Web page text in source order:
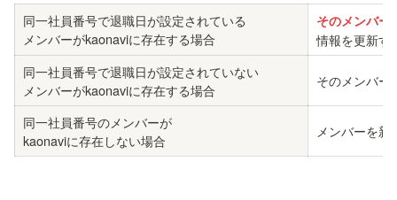
同一社員番号で退職日が設定されている
メンバーがkaonaviに存在する場合
情報を更新す
同一社員番号で退職日が設定されていない
メンバーがkaonaviに存在する場合
そのメンバー
同一社員番号のメンバーが
kaonaviに存在しない場合
メンバーを新